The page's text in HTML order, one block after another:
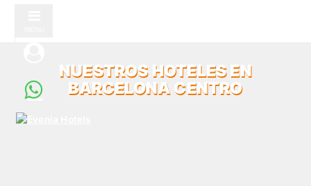
NUESTROS HOTELES EN
BARCELONA CENTRO